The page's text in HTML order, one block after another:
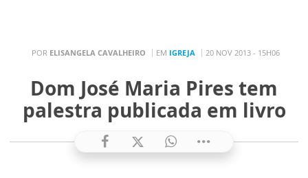
POR ELISANGELA CAVALHEIRO EM IGREJA 20 NOV 2013 - 15H06
Dom José Maria Pires tem
palestra publicada em livro